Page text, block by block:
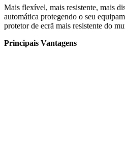
Mais flexível, mais resistente, mais
automática protegendo o seu
protetor de ecrã mais resistente do
Principais Vantagens